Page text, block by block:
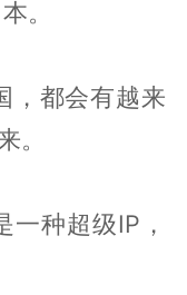
。
，都会有越来
。
种超级IP，